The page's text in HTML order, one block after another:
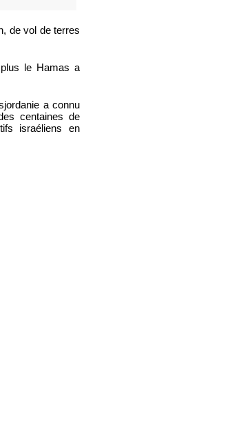
de vol de terres
le Hamas a
a connu
centaines de
israéliens en